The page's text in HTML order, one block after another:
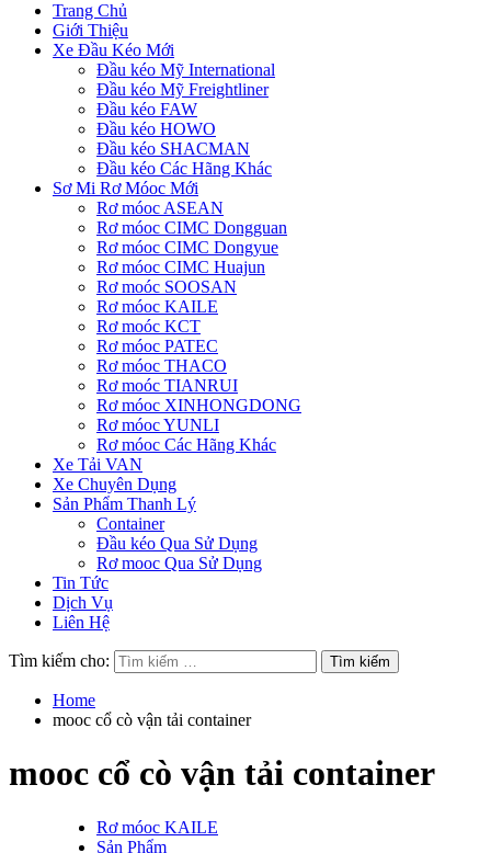
Trang Chủ
Giới Thiệu
Xe Đầu Kéo Mới
Đầu kéo Mỹ International
Đầu kéo Mỹ Freightliner
Đầu kéo FAW
Đầu kéo HOWO
Đầu kéo SHACMAN
Đầu kéo Các Hãng Khác
Sơ Mi Rơ Móoc Mới
Rơ móoc ASEAN
Rơ móoc CIMC Dongguan
Rơ móoc CIMC Dongyue
Rơ móoc CIMC Huajun
Rơ moóc SOOSAN
Rơ móoc KAILE
Rơ moóc KCT
Rơ móoc PATEC
Rơ móoc THACO
Rơ moóc TIANRUI
Rơ móoc XINHONGDONG
Rơ móoc YUNLI
Rơ móoc Các Hãng Khác
Xe Tải VAN
Xe Chuyên Dụng
Sản Phẩm Thanh Lý
Container
Đầu kéo Qua Sử Dụng
Rơ mooc Qua Sử Dụng
Tin Tức
Dịch Vụ
Liên Hệ
Tìm kiếm cho:
Home
mooc cổ cò vận tải container
mooc cổ cò vận tải container
Rơ móoc KAILE
Sản Phẩm